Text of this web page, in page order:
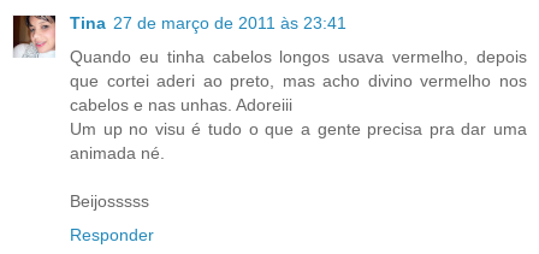
Tina 27 de março de 2011 às 23:41
Quando eu tinha cabelos longos usava vermelho, depois
que cortei aderi ao preto, mas acho divino vermelho nos
cabelos e nas unhas. Adoreiii
Um up no visu é tudo o que a gente precisa pra dar uma
animada né.
Beijosssss
Responder